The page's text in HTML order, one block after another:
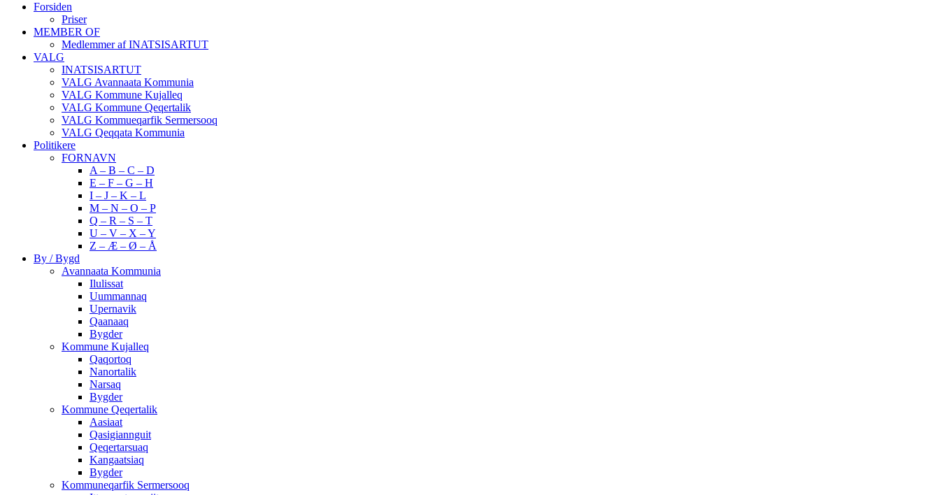
Forsiden
Priser
MEMBER OF
Medlemmer af INATSISARTUT
VALG
INATSISARTUT
VALG Avannaata Kommunia
VALG Kommune Kujalleq
VALG Kommune Qeqertalik
VALG Kommueqarfik Sermersooq
VALG Qeqqata Kommunia
Politikere
FORNAVN
A – B – C – D
E – F – G – H
I – J – K – L
M – N – O – P
Q – R – S – T
U – V – X – Y
Z – Æ – Ø – Å
By / Bygd
Avannaata Kommunia
Ilulissat
Uummannaq
Upernavik
Qaanaaq
Bygder
Kommune Kujalleq
Qaqortoq
Nanortalik
Narsaq
Bygder
Kommune Qeqertalik
Aasiaat
Qasigiannguit
Qeqertarsuaq
Kangaatsiaq
Bygder
Kommuneqarfik Sermersooq